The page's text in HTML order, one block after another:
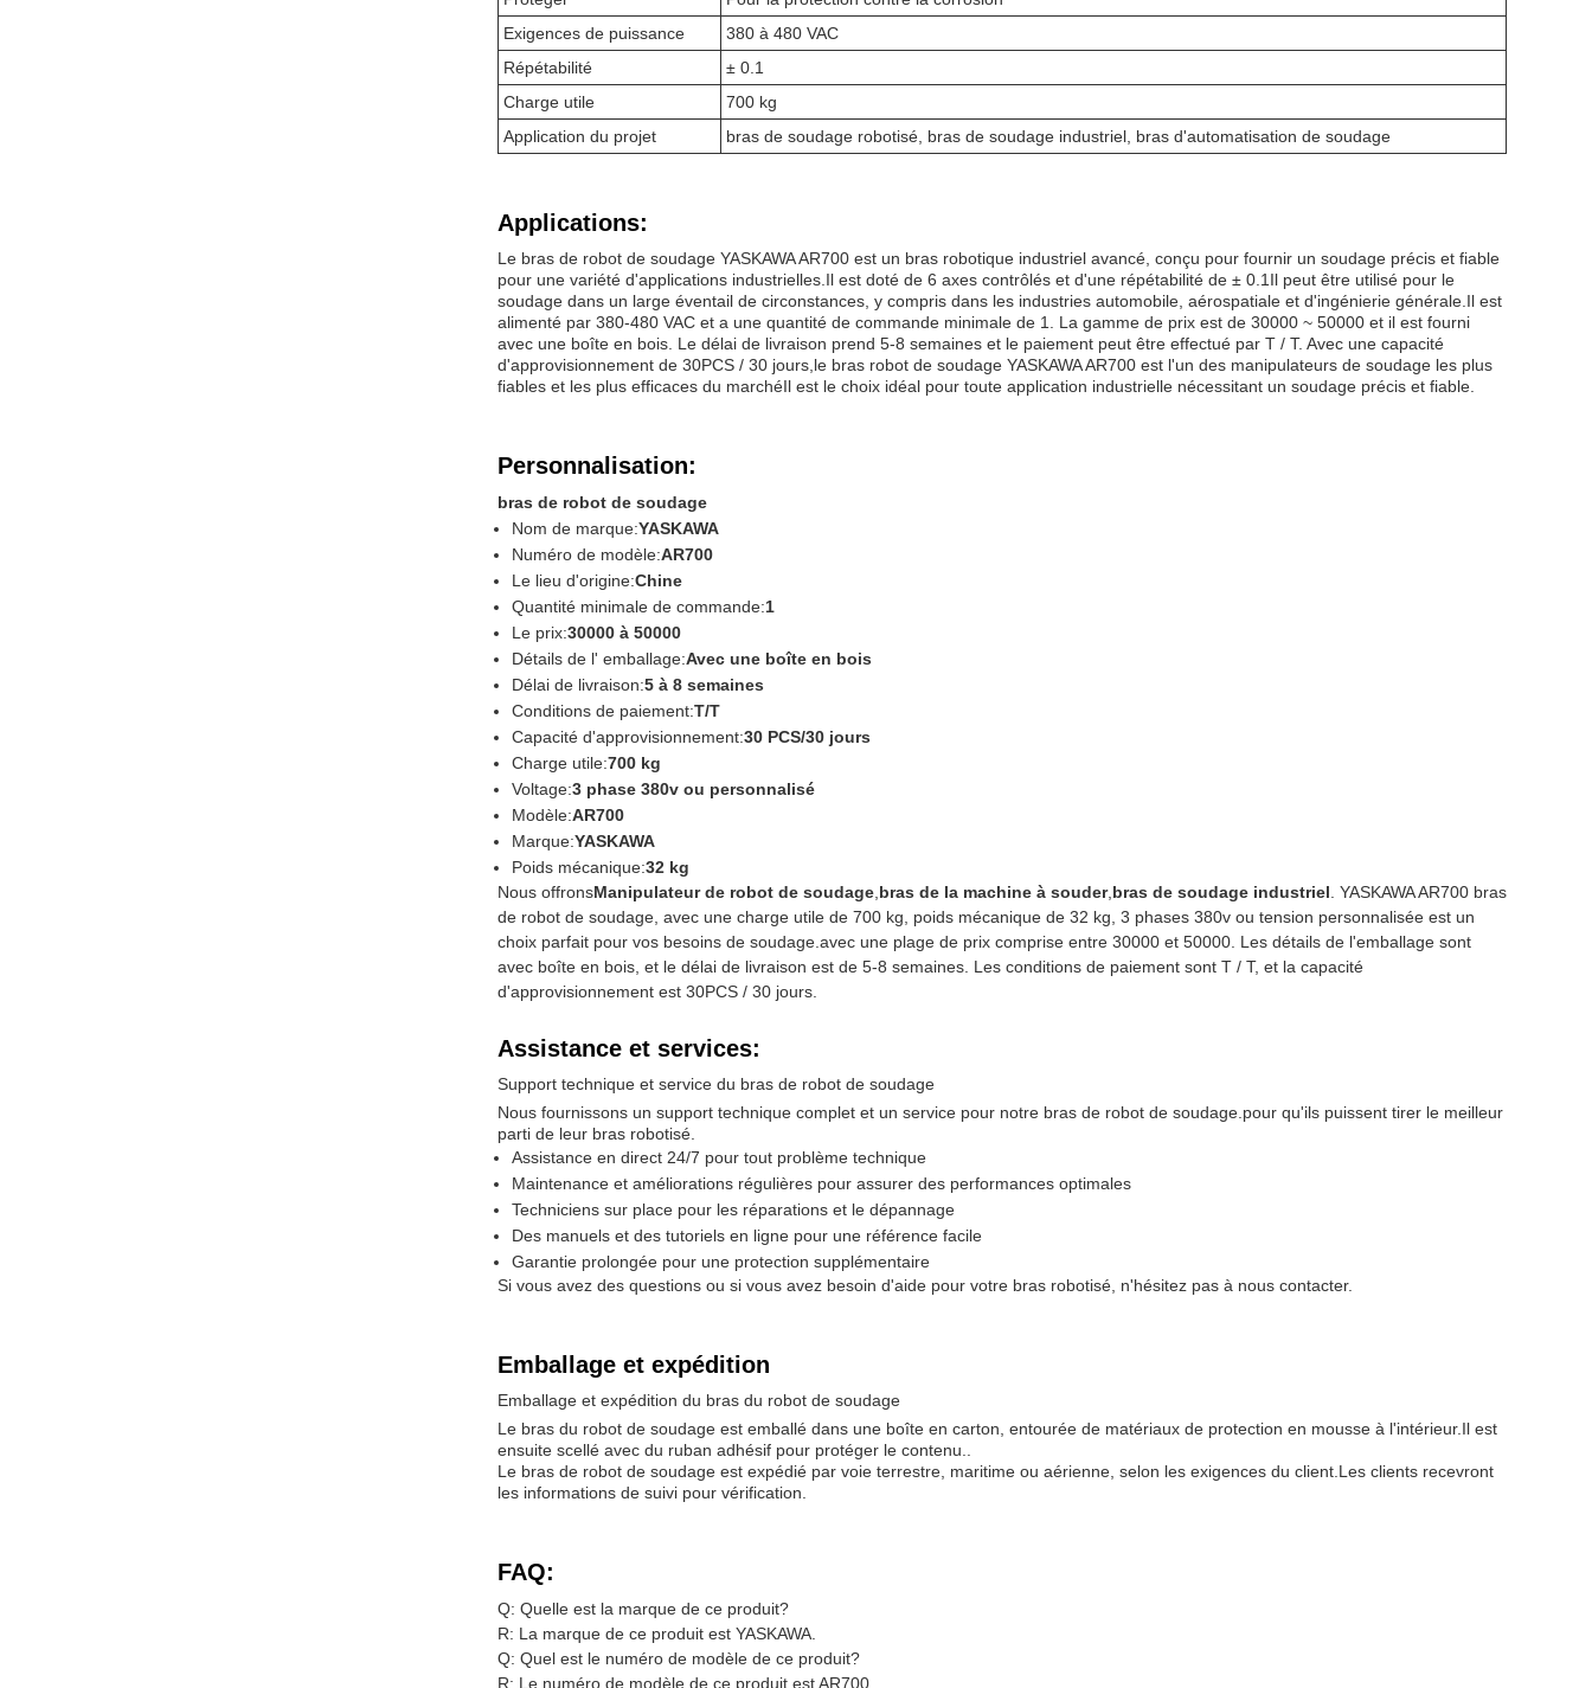
Exigences de puissance
380 à 480 VAC
Répétabilité
± 0.1
Charge utile
700 kg
Application du projet
bras de soudage robotisé, bras de soudage industriel, bras d'automatisation de soudage
Applications:
Le bras de robot de soudage YASKAWA AR700 est un bras robotique industriel avancé, conçu pour fournir un soudage précis et fiable
pour une variété d'applications industrielles.Il est doté de 6 axes contrôlés et d'une répétabilité de ± 0.1Il peut être utilisé pour le
soudage dans un large éventail de circonstances, y compris dans les industries automobile, aérospatiale et d'ingénierie générale.Il est
alimenté par 380-480 VAC et a une quantité de commande minimale de 1. La gamme de prix est de 30000 ~ 50000 et il est fourni
avec une boîte en bois. Le délai de livraison prend 5-8 semaines et le paiement peut être effectué par T / T. Avec une capacité
d'approvisionnement de 30PCS / 30 jours,le bras robot de soudage YASKAWA AR700 est l'un des manipulateurs de soudage les plus
fiables et les plus efficaces du marchéIl est le choix idéal pour toute application industrielle nécessitant un soudage précis et fiable.
Personnalisation:
bras de robot de soudage
Nom de marque:YASKAWA
Numéro de modèle:AR700
Le lieu d'origine:Chine
Quantité minimale de commande:1
Le prix:30000 à 50000
Détails de l' emballage:Avec une boîte en bois
Délai de livraison:5 à 8 semaines
Conditions de paiement:T/T
Capacité d'approvisionnement:30 PCS/30 jours
Charge utile:700 kg
Voltage:3 phase 380v ou personnalisé
Modèle:AR700
Marque:YASKAWA
Poids mécanique:32 kg
Nous offronsManipulateur de robot de soudage bras de la machine à souder, bras de soudage industriel . YASKAWA AR700 bras
de robot de soudage, avec une charge utile de 700 kg, poids mécanique de 32 kg, 3 phases 380v ou tension personnalisée est un
choix parfait pour vos besoins de soudage.avec une plage de prix comprise entre 30000 et 50000. Les détails de l'emballage sont
avec boîte en bois, et le délai de livraison est de 5-8 semaines. Les conditions de paiement sont T / T, et la capacité
d'approvisionnement est 30PCS / 30 jours.
Assistance et services:
Support technique et service du bras de robot de soudage
Nous fournissons un support technique complet et un service pour notre bras de robot de soudage.pour qu'ils puissent tirer le meilleur
parti de leur bras robotisé.
Assistance en direct 24/7 pour tout problème technique
Maintenance et améliorations régulières pour assurer des performances optimales
Techniciens sur place pour les réparations et le dépannage
Des manuels et des tutoriels en ligne pour une référence facile
Garantie prolongée pour une protection supplémentaire
Si vous avez des questions ou si vous avez besoin d'aide pour votre bras robotisé, n'hésitez pas à nous contacter.
Emballage et expédition
Emballage et expédition du bras du robot de soudage
Le bras du robot de soudage est emballé dans une boîte en carton, entourée de matériaux de protection en mousse à l'intérieur.Il est
ensuite scellé avec du ruban adhésif pour protéger le contenu..
Le bras de robot de soudage est expédié par voie terrestre, maritime ou aérienne, selon les exigences du client.Les clients recevront
les informations de suivi pour vérification.
FAQ:
Q: Quelle est la marque de ce produit?
R: La marque de ce produit est YASKAWA.
Q: Quel est le numéro de modèle de ce produit?
R: Le numéro de modèle de ce produit est AR700.